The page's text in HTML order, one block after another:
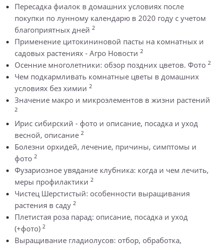
Пересадка фиалок в домашних условиях после
покупки по лунному календарю в 2020 году с учетом
благоприятных дней 2
Применение цитокининовой пасты на комнатных и
садовых растениях - Агро Новости 2
Осенние многолетники: обзор поздних цветов. Фото 2
Чем подкармливать комнатные цветы в домашних
условиях без химии 2
Значение макро и микроэлементов в жизни растений
2
Ирис сибирский - фото и описание, посадка и уход
весной, описание 2
Болезни орхидей, лечение, причины, симптомы и
фото 2
Фузариозное увядание клубника: когда и чем лечить,
меры профилактики 2
Чистец Шерстистый: особенности выращивания
растения в саду 2
Плетистая роза парад: описание, посадка и уход
(+фото) 2
Выращивание гладиолусов: отбор, обработка,